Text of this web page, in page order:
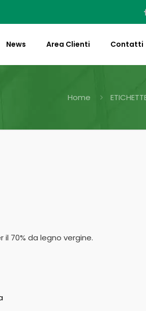
News Area Clienti Contatti
Home
il 70% da legno vergine.